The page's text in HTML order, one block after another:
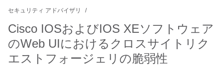
セキュリティ アドバイザリ
Cisco IOSおよびIOS XEソフトウェア
のWeb UIにおけるクロスサイトリク
エストフォージェリの脆弱性